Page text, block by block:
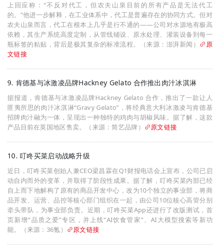
上回应称：“不反对代工，但农夫山泉目前的所有产品是无法代工
的。”他进一步解释，在工业体系中，代工是普遍存在的协同方式。但对
农夫山泉而言，代工在根本上几乎是行不通的——公司对水源地有极高
依赖，其生产系统高度定制，从管线铺设、原水处理、灌装设备到每一
瓶标签的粘贴，背后是极其复杂的标准流程。（来源：澎湃新闻）
原
文链接
9. 肯德基与冰激凌品牌Hackney Gelato 合作推出肉汁冰淇淋
据报道，肯德基与冰激凌品牌Hackney Gelato 合作，推出了一款让人
匪夷所思的肉汁冰淇淋“Gravy Gelato”，将经典意大利冰激凌与肯德基
招牌肉汁融为一体，呈现出一种独特的鸡肉与胡椒风味。据了解，这款
产品目前在英国地区售卖。（来源：简艺品牌）
原文链接
10. 叮咚买菜启动战略升级
近日，叮咚买菜创始人兼CEO梁昌霖在Q1财报电话会上宣布，公司已启
动自内而外的变革，并取得了阶段性成果。据了解，叮咚买菜内部已经
自上而下地解构了原有的商品开发中心，改为10个独立的事业部，将商
品开发、运营、品控等核心部门组织在一起，由公司10位核心高管分别
牵头带队，为事业部负责。近期，叮咚买菜App还进行了改版测试，首
页新增“品质之爱”专区，并上线“AI饮食管家”、AI大模型搜索等新功
能。（来源：36氪）
原文链接